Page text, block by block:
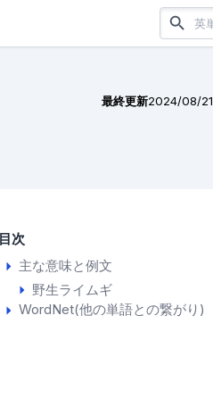
最終更新2024/08/21
目次
主な意味と例文
野生ライムギ
WordNet(他の単語との繋がり)